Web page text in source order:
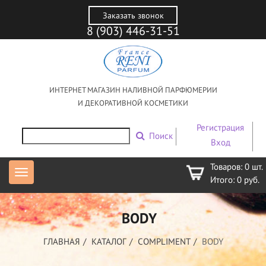
Заказать звонок
8 (903) 446-31-51
ИНТЕРНЕТ МАГАЗИН НАЛИВНОЙ ПАРФЮМЕРИИ
И ДЕКОРАТИВНОЙ КОСМЕТИКИ
Поиск
Регистрация
Вход
Товаров: 0 шт.
Итого: 0 руб.
BODY
ГЛАВНАЯ КАТАЛОГ COMPLIMENT BODY